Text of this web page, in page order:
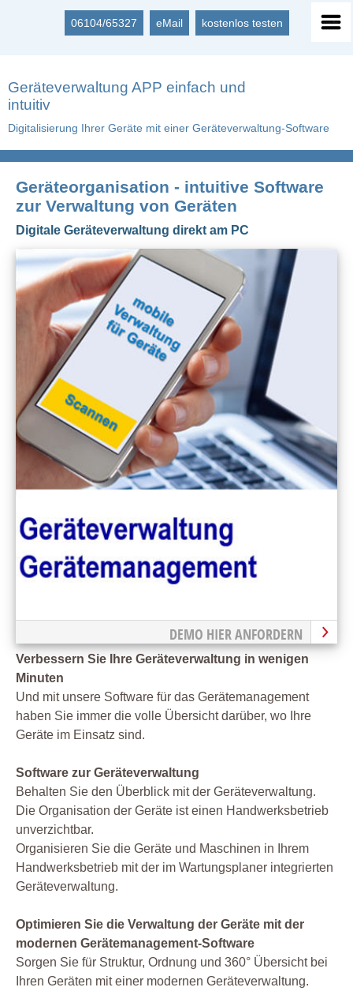
06104/65327 eMail kostenlos testen
Geräteverwaltung APP einfach und
intuitiv
Digitalisierung Ihrer Geräte mit einer Geräteverwaltung-Software
Geräteorganisation - intuitive Software
zur Verwaltung von Geräten
Digitale Geräteverwaltung direkt am PC
DEMO HIER ANFORDERN
Verbessern Sie Ihre Geräteverwaltung in wenigen
Minuten
Und mit unsere Software für das Gerätemanagement
haben Sie immer die volle Übersicht darüber, wo Ihre
Geräte im Einsatz sind.
Software zur Geräteverwaltung
Behalten Sie den Überblick mit der Geräteverwaltung.
Die Organisation der Geräte ist einen Handwerksbetrieb
unverzichtbar.
Organisieren Sie die Geräte und Maschinen in Ihrem
Handwerksbetrieb mit der im Wartungsplaner integrierten
Geräteverwaltung.
Optimieren Sie die Verwaltung der Geräte mit der
modernen Gerätemanagement-Software
Sorgen Sie für Struktur, Ordnung und 360° Übersicht bei
Ihren Geräten mit einer modernen Geräteverwaltung.